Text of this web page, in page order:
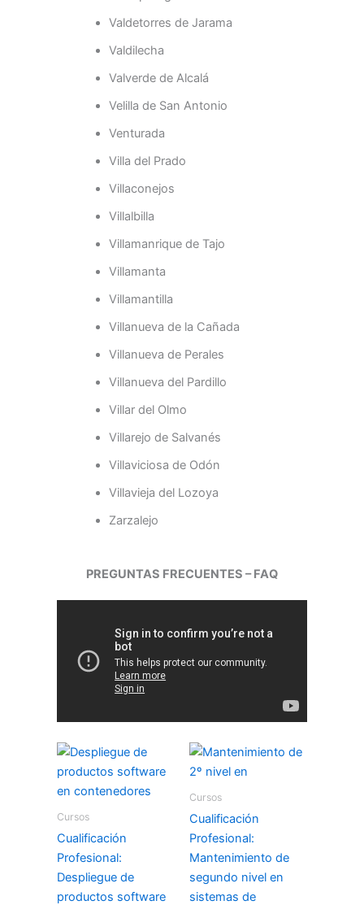
Valdetorres de Jarama
Valdilecha
Valverde de Alcalá
Velilla de San Antonio
Venturada
Villa del Prado
Villaconejos
Villalbilla
Villamanrique de Tajo
Villamanta
Villamantilla
Villanueva de la Cañada
Villanueva de Perales
Villanueva del Pardillo
Villar del Olmo
Villarejo de Salvanés
Villaviciosa de Odón
Villavieja del Lozoya
Zarzalejo
PREGUNTAS FRECUENTES – FAQ
Cursos
Cualificación
Profesional:
Despliegue de
productos software
Cursos
Cualificación
Profesional:
Mantenimiento de
segundo nivel en
sistemas de